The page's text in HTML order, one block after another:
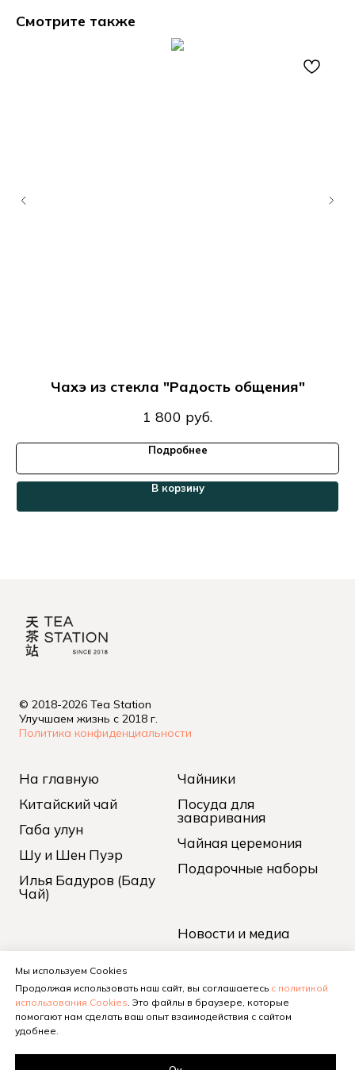
Смотрите также
Чахэ из стекла "Радость общения"
1 800 руб.
Подробнее
В корзину
© 2018-2026 Tea Station
Улучшаем жизнь с 2018 г.
Политика конфиденциальности
На главную
Китайский чай
Габа улун
Шу и Шен Пуэр
Илья Бадуров (Баду
Чай)
Чайники
Посуда для
заваривания
Чайная церемония
Подарочные наборы
Новости и медиа
Контакты
О нас
Мы используем Cookies
Продолжая использовать наш сайт, вы соглашаетесь с политикой
использования Cookies. Это файлы в браузере, которые
помогают нам сделать ваш опыт взаимодействия с сайтом
удобнее.